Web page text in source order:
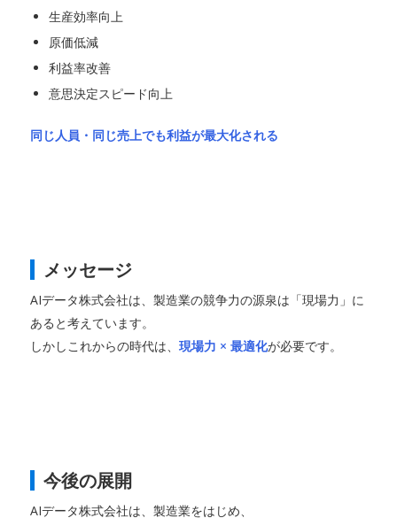
生産効率向上
原価低減
利益率改善
意思決定スピード向上
同じ人員・同じ売上でも利益が最大化される
メッセージ
AIデータ株式会社は、製造業の競争力の源泉は「現場力」に
あると考えています。
しかしこれからの時代は、 現場力 × 最適化が必要です。
今後の展開
AIデータ株式会社は、製造業をはじめ、